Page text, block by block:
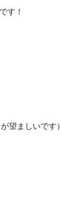
す！
望ましいです）